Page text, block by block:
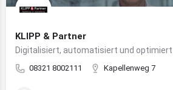
KLIPP & Partner
08321 8002111 Kapellenweg 7